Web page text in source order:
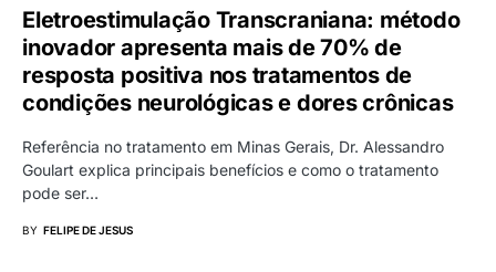
Eletroestimulação Transcraniana: método
inovador apresenta mais de 70% de
resposta positiva nos tratamentos de
condições neurológicas e dores crônicas
Referência no tratamento em Minas Gerais, Dr. Alessandro
Goulart explica principais benefícios e como o tratamento
pode ser…
BY FELIPE DE JESUS